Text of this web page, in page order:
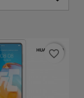
favorite_border